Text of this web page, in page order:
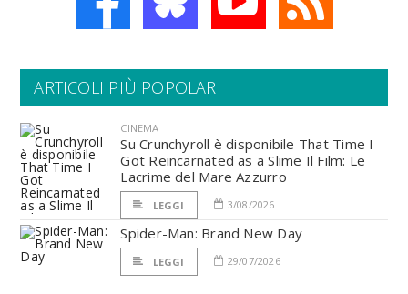
ARTICOLI PIÙ POPOLARI
CINEMA
Su Crunchyroll è disponibile That Time I
Got Reincarnated as a Slime Il Film: Le
Lacrime del Mare Azzurro
LEGGI 3/08/2026
Spider-Man: Brand New Day
LEGGI 29/07/2026